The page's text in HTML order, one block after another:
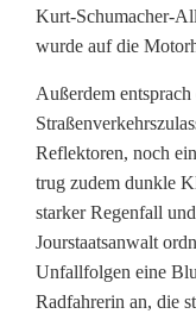
h
:
F
a
h
r
Kurt-Schumacher-
wurde auf die
Außerdem
Reflektoren, noch
trug zudem dunkle
starker Regenfall
Jourstaatsanwalt
Unfallfolgen eine
Radfahrerin an, die